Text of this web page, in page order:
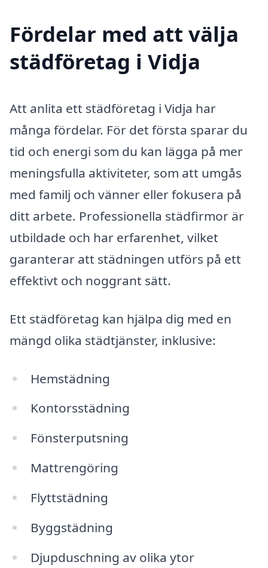
Fördelar med att välja
städföretag i Vidja
Att anlita ett städföretag i Vidja har
många fördelar. För det första sparar du
tid och energi som du kan lägga på mer
meningsfulla aktiviteter, som att umgås
med familj och vänner eller fokusera på
ditt arbete. Professionella städfirmor är
utbildade och har erfarenhet, vilket
garanterar att städningen utförs på ett
effektivt och noggrant sätt.
Ett städföretag kan hjälpa dig med en
mängd olika städtjänster, inklusive:
Hemstädning
Kontorsstädning
Fönsterputsning
Mattrengöring
Flyttstädning
Byggstädning
Djupduschning av olika ytor